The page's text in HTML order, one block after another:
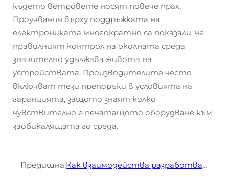
където ветровете носят повече прах.
Проучвания върху поддръжката на
електрониката многократно са показали, че
правилният контрол на околната среда
значително удължава живота на
устройствата. Производителите често
включват тези препоръки в условията на
гаранцията, защото знаят колко
чувствително е печатащото оборудване към
заобикалящата го среда.
Предишна:Как взаимодейства разработващият модул с барабана и тонъра в ксерокса?